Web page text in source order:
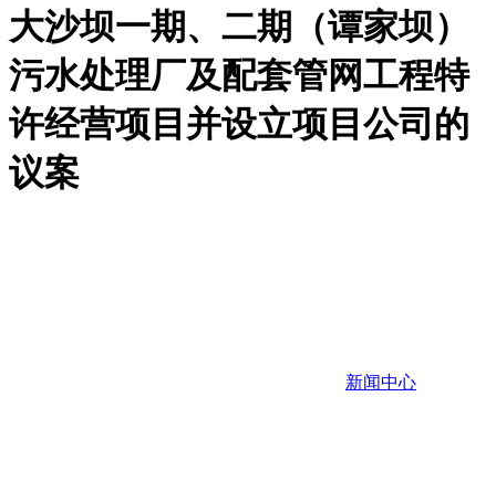
大沙坝一期、二期（谭家坝）
污水处理厂及配套管网工程特
许经营项目并设立项目公司的
议案
新闻中心